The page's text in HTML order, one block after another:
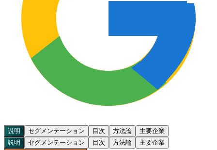
説明 セグメンテーション 目次 方法論
主要企業
説明
セグメンテーション 目次 方法論
主要企業